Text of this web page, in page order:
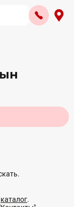
каталог.